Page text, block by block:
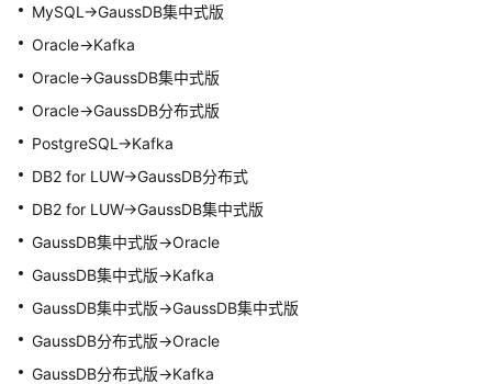
签
管
连
接
断
查
异
常
数
MySQL->GaussDB集中式版
Oracle->Kafka
Oracle->GaussDB集中式版
Oracle->GaussDB分布式版
PostgreSQL->Kafka
DB2 for LUW->GaussDB分布式
DB2 for LUW->GaussDB集中式版
GaussDB集中式版->Oracle
GaussDB集中式版->Kafka
GaussDB集中式版->GaussDB集中式版
GaussDB分布式版->Oracle
GaussDB分布式版->Kafka